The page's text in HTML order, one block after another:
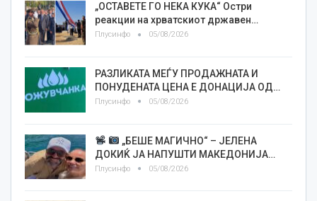
„ОСТАВЕТЕ ГО НЕКА КУКА“ Остри
реакции на хрватскиот државен…
Плусинфо 05/08/2026
РАЗЛИКАТА МЕЃУ ПРОДАЖНАТА И
ПОНУДЕНАТА ЦЕНА Е ДОНАЦИЈА ОД…
Плусинфо 05/08/2026
„БЕШЕ МАГИЧНО“ – ЈЕЛЕНА
ДОКИЌ ЈА НАПУШТИ МАКЕДОНИЈА…
Плусинфо 05/08/2026